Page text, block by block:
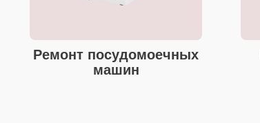
Ремонт посудомоечных
машин